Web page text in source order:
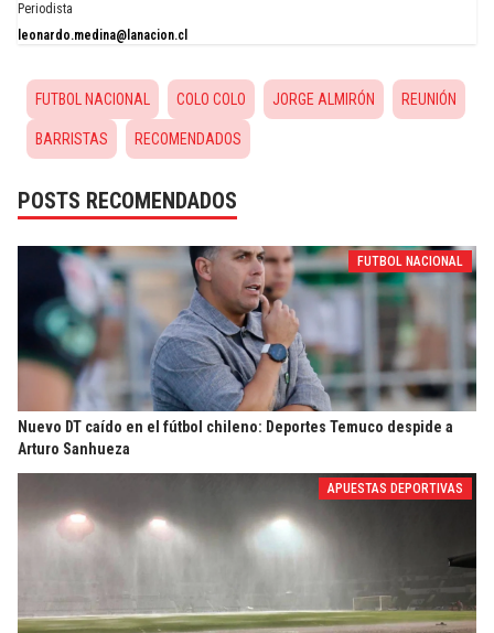
Periodista
leonardo.medina@lanacion.cl
FUTBOL NACIONAL COLO COLO JORGE ALMIRÓN REUNIÓN
BARRISTAS RECOMENDADOS
POSTS RECOMENDADOS
FUTBOL NACIONAL
Nuevo DT caído en el fútbol chileno: Deportes Temuco despide a
Arturo Sanhueza
APUESTAS DEPORTIVAS